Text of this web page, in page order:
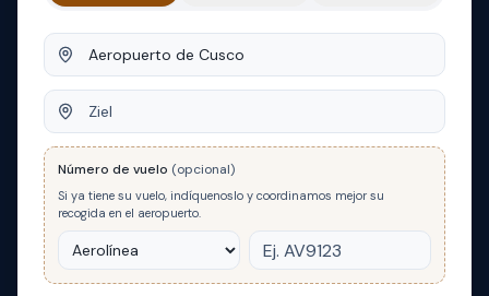
Abfahrt
Ziel
Número de vuelo (opcional)
Si ya tiene su vuelo, indíquenoslo y coordinamos mejor su
recogida en el aeropuerto.